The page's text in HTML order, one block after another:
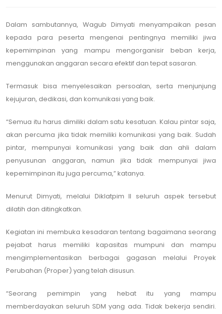
Dalam sambutannya, Wagub Dimyati menyampaikan pesan
kepada para peserta mengenai pentingnya memiliki jiwa
kepemimpinan yang mampu mengorganisir beban kerja,
menggunakan anggaran secara efektif dan tepat sasaran.
Termasuk bisa menyelesaikan persoalan, serta menjunjung
kejujuran, dedikasi, dan komunikasi yang baik.
“Semua itu harus dimiliki dalam satu kesatuan. Kalau pintar saja,
akan percuma jika tidak memiliki komunikasi yang baik. Sudah
pintar, mempunyai komunikasi yang baik dan ahli dalam
penyusunan anggaran, namun jika tidak mempunyai jiwa
kepemimpinan itu juga percuma,” katanya.
Menurut Dimyati, melalui Diklatpim II seluruh aspek tersebut
dilatih dan ditingkatkan.
Kegiatan ini membuka kesadaran tentang bagaimana seorang
pejabat harus memiliki kapasitas mumpuni dan mampu
mengimplementasikan berbagai gagasan melalui Proyek
Perubahan (Proper) yang telah disusun.
“Seorang pemimpin yang hebat itu yang mampu
memberdayakan seluruh SDM yang ada. Tidak bekerja sendiri.